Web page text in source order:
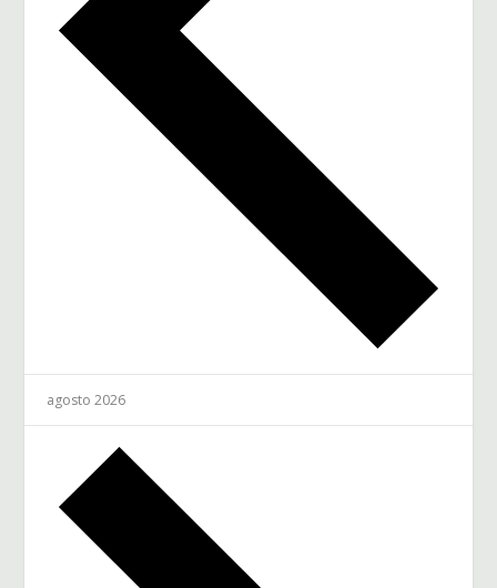
agosto 2026